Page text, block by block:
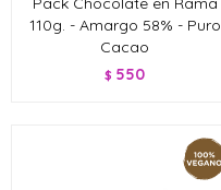
110g. - Amargo 58% - Puro
Cacao
$ 550